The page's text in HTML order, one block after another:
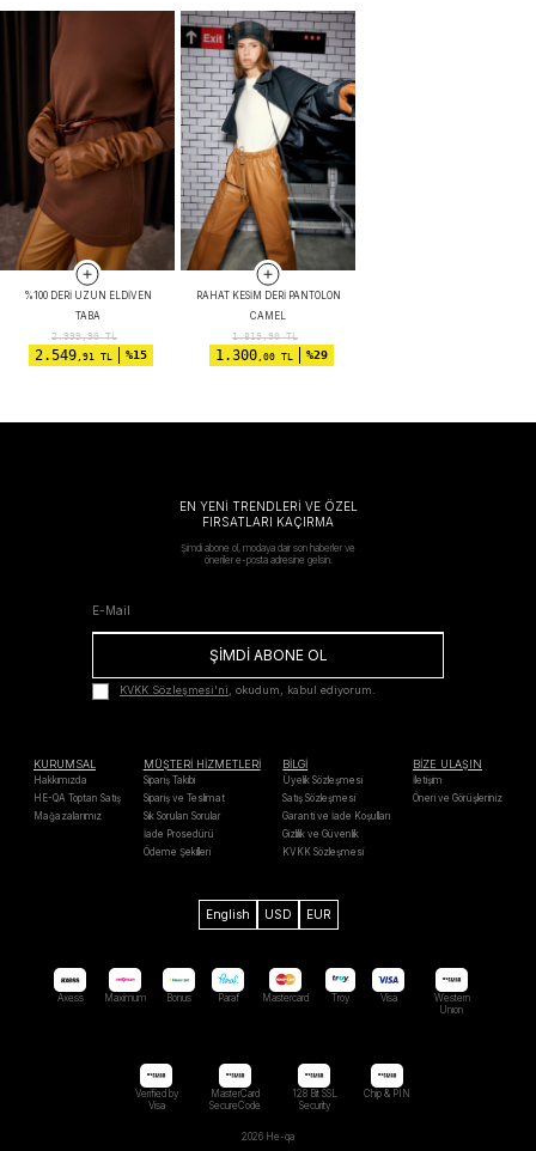
%100 DERI UZUN ELDIVEN
TABA
2.999,90TL
2.549,91 TL %15
RAHAT KESIM DERI PANTOLON
CAMEL
1.819,90TL
1.300,00 TL %29
EN YENİ TRENDLERİ VE ÖZEL
FIRSATLARI KAÇIRMA
Şimdi abone ol, modaya dair son haberler ve
öneriler e-posta adresine gelsin.
ŞİMDİ ABONE OL
KVKK Sözleşmesi'ni, okudum, kabul ediyorum.
KURUMSAL
Hakkımızda
HE-QA Toptan Satış
Mağazalarımız
MÜŞTERİ HİZMETLERİ
Sipariş Takibi
Sipariş ve Teslimat
Sık Sorulan Sorular
İade Prosedürü
Ödeme Şekilleri
BİLGİ
Üyelik Sözleşmesi
Satış Sözleşmesi
Garanti ve İade Koşulları
Gizlilik ve Güvenlik
KVKK Sözleşmesi
BİZE ULAŞIN
İletişim
Öneri ve Görüşleriniz
English USD EUR
Axess Maximum Bonus Paraf Mastercard Troy Visa
Western
Unıon
Verified by
Visa
MasterCard
SecureCode
128 Bit SSL
Security
Chip & PIN
2026 He-qa